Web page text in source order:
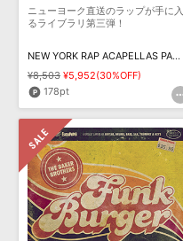
ニューヨーク直送のラップが手に入
るライブラリ第三弾！
NEW YORK RAP ACAPELLAS PART 3
¥8,503 ¥5,952(30%OFF)
178pt